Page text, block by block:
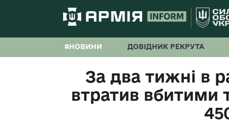
#НОВИНИ ДОВІДНИК РЕКРУТА
За два тижні в
втратив